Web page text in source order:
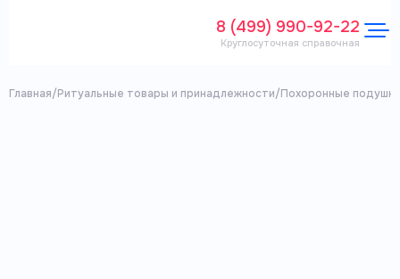
8 (499) 990-92-22
Круглосуточная справочная
Главная/Ритуальные товары и принадлежности/Похоронные